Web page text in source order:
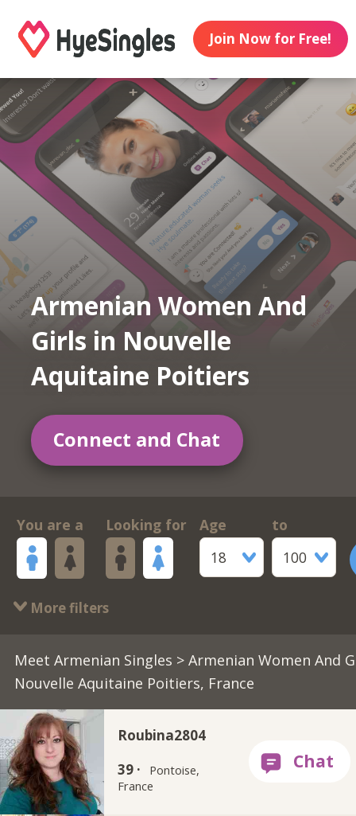
Join Now for Free!
Armenian Women And
Girls in Nouvelle
Aquitaine Poitiers
Connect and Chat
You are a Looking for
Age
18
to
100
More filters
Meet Armenian Singles >Armenian Women And
Nouvelle Aquitaine Poitiers, France
Roubina2804
39 ·
Pontoise,
France